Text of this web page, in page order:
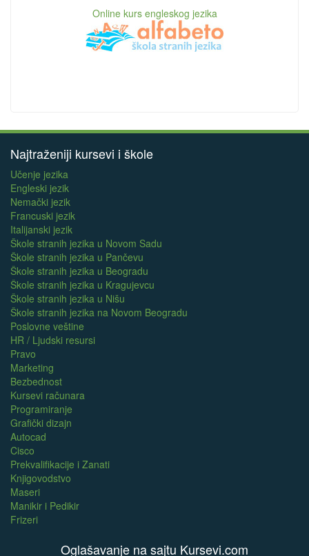
Online kurs engleskog jezika
Najtraženiji kursevi i škole
Učenje jezika
Engleski jezik
Nemački jezik
Francuski jezik
Italijanski jezik
Škole stranih jezika u Novom Sadu
Škole stranih jezika u Pančevu
Škole stranih jezika u Beogradu
Škole stranih jezika u Kragujevcu
Škole stranih jezika u Nišu
Škole stranih jezika na Novom Beogradu
Poslovne veštine
HR / Ljudski resursi
Pravo
Marketing
Bezbednost
Kursevi računara
Programiranje
Grafički dizajn
Autocad
Cisco
Prekvalifikacije i Zanati
Knjigovodstvo
Maseri
Manikir i Pedikir
Frizeri
Oglašavanje na sajtu Kursevi.com